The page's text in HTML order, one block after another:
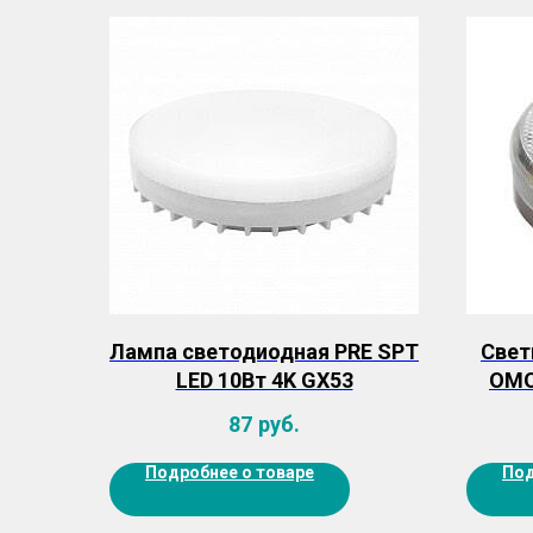
Лампа светодиодная PRE SPT
LED 10Вт 4K GX53
87 руб.
Подробнее о товаре